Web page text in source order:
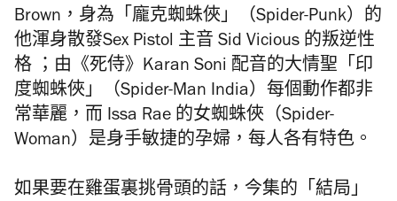
Brown，身為「龐克蜘蛛俠」（Spider-Punk）的
他渾身散發Sex Pistol 主音 Sid Vicious 的叛逆性
格 ；由《死侍》Karan Soni 配音的大情聖「印
度蜘蛛俠」（Spider-Man India）每個動作都非
常華麗，而 Issa Rae 的女蜘蛛俠（Spider-
Woman）是身手敏捷的孕婦，每人各有特色。
如果要在雞蛋裏挑骨頭的話，今集的「結局」